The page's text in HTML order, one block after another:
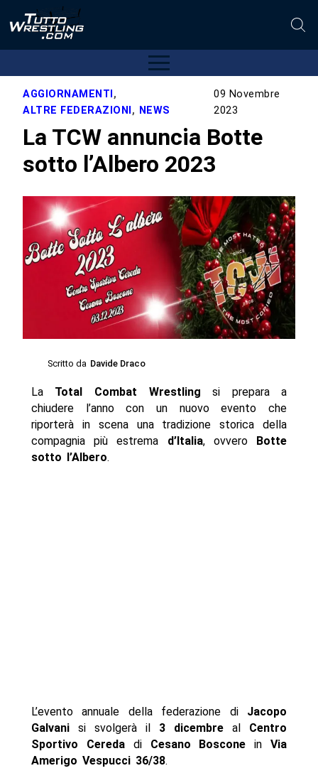
AGGIORNAMENTI,
ALTRE FEDERAZIONI, NEWS
09 Novembre
2023
La TCW annuncia Botte
sotto l’Albero 2023
Scritto da Davide Draco
La Total Combat Wrestling si prepara a
chiudere l’anno con un nuovo evento che
riporterà in scena una tradizione storica della
compagnia più estrema d’Italia, ovvero
Botte
sotto l’Albero.
L’evento annuale della federazione di Jacopo
Galvanisi svolgerà il 3 dicembre al
Centro
Sportivo Ceredadi Cesano Boscone inVia
Amerigo Vespucci 36/38.